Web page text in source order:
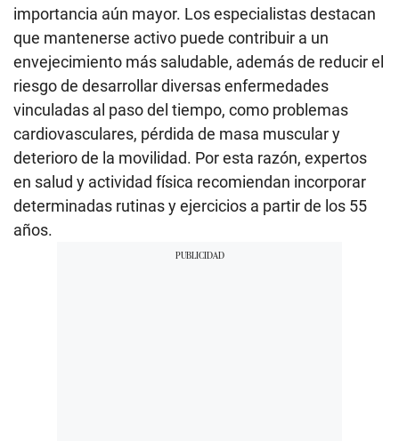
importancia aún mayor. Los especialistas destacan
que mantenerse activo puede contribuir a un
envejecimiento más saludable, además de reducir el
riesgo de desarrollar diversas enfermedades
vinculadas al paso del tiempo, como problemas
cardiovasculares, pérdida de masa muscular y
deterioro de la movilidad. Por esta razón, expertos
en salud y actividad física recomiendan incorporar
determinadas rutinas y ejercicios a partir de los 55
años.